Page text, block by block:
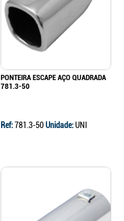
PONTEIRA ESCAPE AÇO QUADRADA
781.3-50
Ref:781.3-50Unidade:UNI